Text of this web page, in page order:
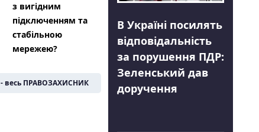
з вигідним
підключенням та
стабільною
мережею?
- весь ПРАВОЗАХИСНИК
В Україні посилять
відповідальність
за порушення ПДР:
Зеленський дав
доручення